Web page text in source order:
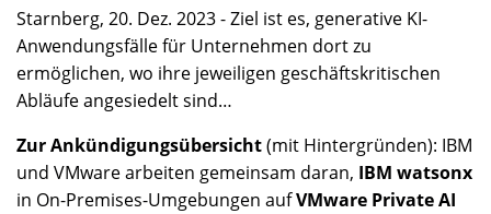
Starnberg, 20. Dez. 2023 - Ziel ist es, generative KI-
Anwendungsfälle für Unternehmen dort zu
ermöglichen, wo ihre jeweiligen geschäftskritischen
Abläufe angesiedelt sind…
Zur Ankündigungsübersicht(mit Hintergründen): IBM
und VMware arbeiten gemeinsam daran, IBM watsonx
in On-Premises-Umgebungen aufVMware Private AI